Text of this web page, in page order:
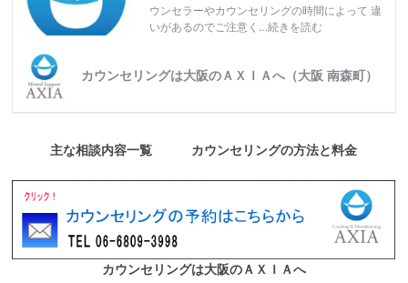
ウンセラーやカウンセリングの時間によって 違
いがあるのでご注意く…続きを読む
カウンセリングは大阪のＡＸＩＡへ（大阪 南森町）